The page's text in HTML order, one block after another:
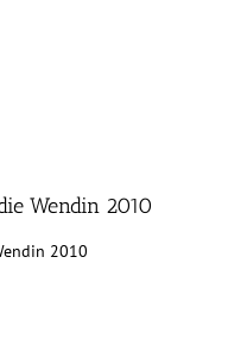
Wendin 2010
2010